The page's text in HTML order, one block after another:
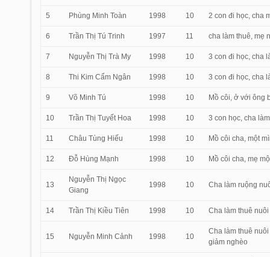
5 Phùng Minh Toàn 1998 10 2 con đi học, cha
6 Trần Thị Tú Trinh 1997 11 cha làm thuê, mẹ
7 Nguyễn Thị Trà My 1998 10 3 con đi học, cha
8 Thi Kim Cẩm Ngân 1998 10 3 con đi học, cha
9 Võ Minh Tú 1998 10 Mồ côi, ở với ông
10 Trần Thị Tuyết Hoa 1998 10 3 con học, cha
11 Châu Tùng Hiếu 1998 10 Mồ côi cha, một
12 Đỗ Hùng Mạnh 1998 10 Mồ côi cha, mẹ
13
Nguyễn Thị Ngọc
Giang
1998 10 Cha làm ruộng
14 Trần Thị Kiều Tiên 1998 10 Cha làm thuê
15 Nguyễn Minh Cảnh 1998 10
Cha làm thuê
giảm nghèo